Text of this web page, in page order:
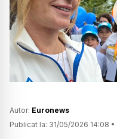
Autor: Euronews
Publicat la: 31/05/2026 14:08 •